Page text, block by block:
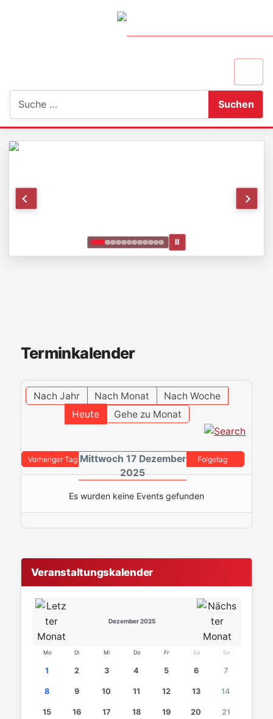
Suchen
Ⅱ
Terminkalender
Nach Jahr Nach Monat
Nach Woche
Heute
Gehe zu Monat
Vorheriger Tag Mittwoch 17 Dezember
2025
Folgetag
Es wurden keine Events gefunden
Veranstaltungskalender
Dezember 2025
Mo Di Mi Do Fr Sa So
1 2 3 4 5 6 7
8 9 10 11 12 13 14
15 16 17 18 19 20 21